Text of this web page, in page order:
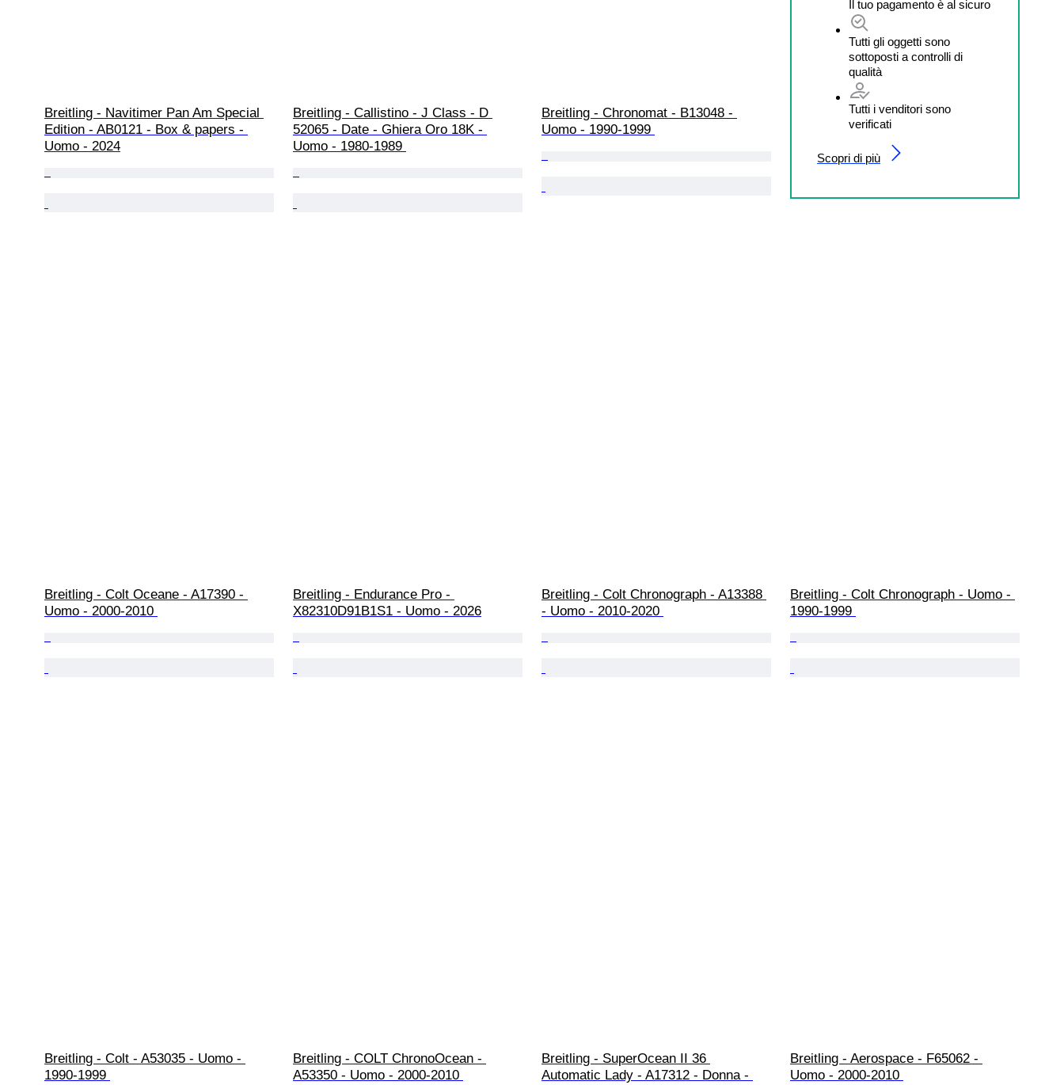
Il tuo pagamento è al sicuro
Tutti gli oggetti sono
sottoposti a controlli di
qualità
Tutti i venditori sono
verificati
Scopri di più
Breitling - Navitimer Pan Am Special
Edition - AB0121 - Box & papers -
Uomo - 2024
Breitling - Callistino - J Class - D
52065 - Date - Ghiera Oro 18K -
Uomo - 1980-1989
Breitling - Chronomat - B13048 -
Uomo - 1990-1999
Breitling - Colt Oceane - A17390 -
Uomo - 2000-2010
Breitling - Endurance Pro -
X82310D91B1S1 - Uomo - 2026
Breitling - Colt Chronograph - A13388
- Uomo - 2010-2020
Breitling - Colt Chronograph - Uomo -
1990-1999
Breitling - Colt - A53035 - Uomo -
1990-1999
Breitling - COLT ChronoOcean -
A53350 - Uomo - 2000-2010
Breitling - SuperOcean II 36
Automatic Lady - A17312 - Donna -
Breitling - Aerospace - F65062 -
Uomo - 2000-2010